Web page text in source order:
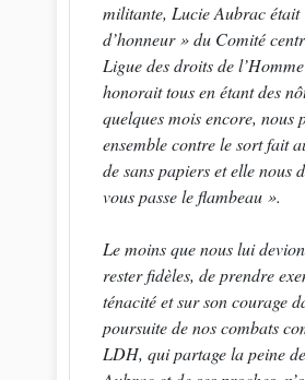
militante, Lucie Aubrac était
d’honneur » du Comité
Ligue des droits de
honorait tous en étant des
quelques mois encore, nous
ensemble contre le sort fait
de sans papiers et elle nous
vous passe le flambeau ».
Le moins que nous lui
rester fidèles, de prendre
ténacité et sur son courage
poursuite de nos combats
LDH, qui partage la peine